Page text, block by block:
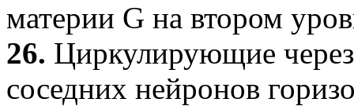
материи G на втором
26. Циркулирующие
соседних нейронов